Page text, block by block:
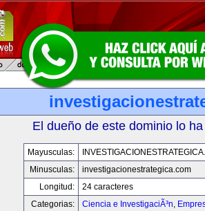
El dueño de este dominio lo
Mayusculas:
Minusculas:
investigacionestrategica.com
Longitud:
24 caracteres
Categorias:
Ciencia e InvestigaciÃ³n,